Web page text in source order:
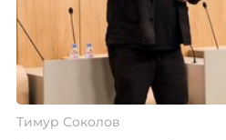
Тимур Соколов